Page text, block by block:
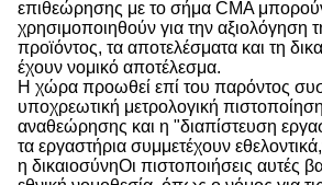
επιθεώρησης με το σήμα CMA
χρησιμοποιηθούν για την αξιολόγηση
προϊόντος, τα αποτελέσματα και τη
έχουν νομικό αποτέλεσμα.
Η χώρα προωθεί επί του παρόντος
υποχρεωτική μετρολογική
αναθεώρησης και η "διαπίστευση
τα εργαστήρια συμμετέχουν
η δικαιοσύνηΟι πιστοποιήσεις αυτές